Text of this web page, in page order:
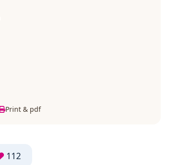
Print & pdf
112